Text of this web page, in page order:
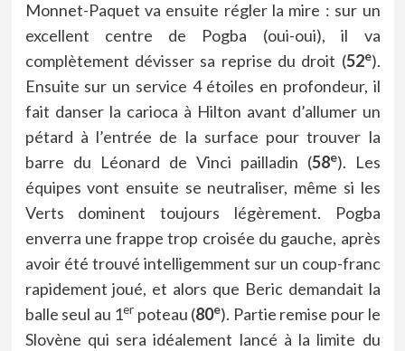
Monnet-Paquet va ensuite régler la mire : sur un
excellent centre de Pogba (oui-oui), il va
complètement dévisser sa reprise du droit (52e).
Ensuite sur un service 4 étoiles en profondeur, il
fait danser la carioca à Hilton avant d’allumer un
pétard à l’entrée de la surface pour trouver la
barre du Léonard de Vinci pailladin (58e). Les
équipes vont ensuite se neutraliser, même si les
Verts dominent toujours légèrement. Pogba
enverra une frappe trop croisée du gauche, après
avoir été trouvé intelligemment sur un coup-franc
rapidement joué, et alors que Beric demandait la
balle seul au 1er poteau (80e). Partie remise pour le
Slovène qui sera idéalement lancé à la limite du